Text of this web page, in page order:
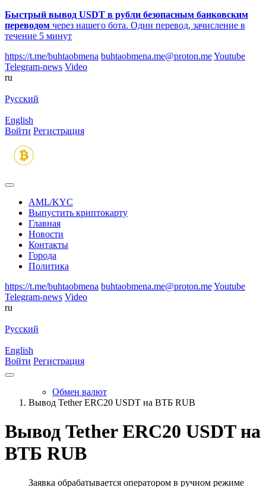
Быстрый вывод USDT в рубли безопасным банковским
переводом через нашего бота. Один перевод, зачисление в
течение 5 минут
https://t.me/buhtaobmena buhtaobmena.me@proton.meYoutube
Telegram-news Video
ru
Русский
English
Войти Регистрация
AML/KYC
Выпустить криптокарту
Главная
Новости
Контакты
Города
Политика
https://t.me/buhtaobmena buhtaobmena.me@proton.meYoutube
Telegram-news Video
ru
Русский
English
Войти Регистрация
Обмен валют
Вывод Tether ERC20 USDT на ВТБ RUB
Вывод Tether ERC20 USDT на
ВТБ RUB
Заявка обрабатывается оператором в ручном режиме